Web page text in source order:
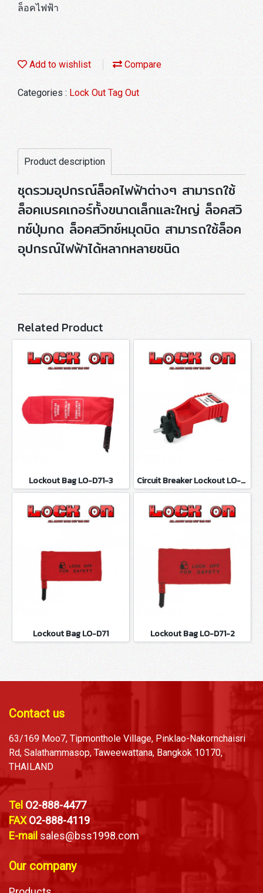
ล็อคไฟฟ้า
Add to wishlist Compare
Categories : Lock Out Tag Out
Product description
ชุดรวมอุปกรณ์ล็อคไฟฟ้าต่างๆ สามารถใช้
ล็อคเบรคเกอร์ทั้งขนาดเล็กและใหญ่ ล็อคสวิ
ทช์ปุ่มกด ล็อคสวิทช์หมุดบิด สามารถใช้ล็อค
อุปกรณ์ไฟฟ้าได้หลากหลายชนิด
Related Product
Lockout Bag LO-D71-3 Circuit Breaker Lockout LO-D100
Lockout Bag LO-D71 Lockout Bag LO-D71-2
Contact us
63/169 Moo7, Tipmonthole Village, Pinklao-Nakornchaisri
Rd, Salathammasop, Taweewattana, Bangkok 10170,
THAILAND
Tel O2-888-4477
FAXO2-888-4119
E-mail sales@bss1998.com
Our company